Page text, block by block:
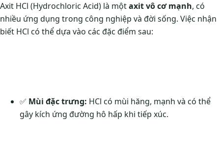
Axit HCl (Hydrochloric Acid) là mộtaxit vô cơ mạnh, có
nhiều ứng dụng trong công nghiệp và đời sống. Việc nhận
biết HCl có thể dựa vào các đặc điểm sau:
✅ Mùi đặc trưng: HCl có mùi hăng, mạnh và có thể
gây kích ứng đường hô hấp khi tiếp xúc.